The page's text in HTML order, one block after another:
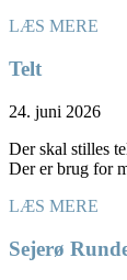
LÆS MERE
Telt
24. juni 2026
Der skal stilles
Der er brug for
LÆS MERE
Sejerø